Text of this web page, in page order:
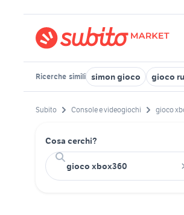
Ricerche simili simon gioco gioco
Subito Console e videogiochi gioco
Cosa cerchi?